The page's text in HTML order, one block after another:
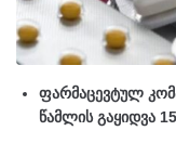
ფარმაცევტულ
წამლის გაყიდვა